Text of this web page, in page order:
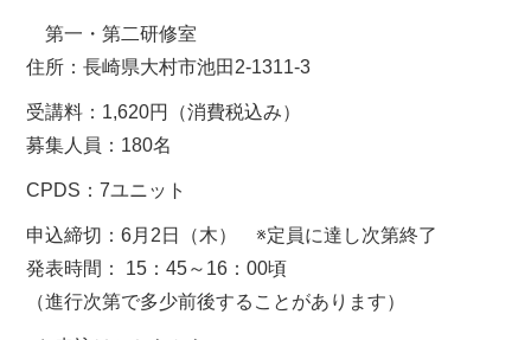
第一・第二研修室
住所：長崎県大村市池田2-1311-3
受講料：1,620円（消費税込み）
募集人員：180名
CPDS：7ユニット
申込締切：6月2日（木） ※定員に達し次第終了
発表時間： 15：45～16：00頃
（進行次第で多少前後することがあります）